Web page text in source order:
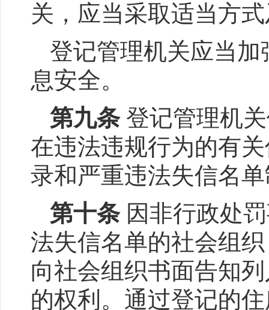
关，应当采取适当方
登记管理机关应当
息安全。
第九条登记管理机
在违法违规行为的有
录和严重违法失信名
第十条因非行政处
法失信名单的社会组
向社会组织书面告知
的权利。通过登记的